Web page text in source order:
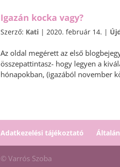
Igazán kocka vagy?
Szerző: Kati |2020. február 14. |
Az oldal megérett az első
összepattintasz- hogy legyen a
hónapokban, (igazából november
Adatkezelési tájékoztató
© Varrós Szoba